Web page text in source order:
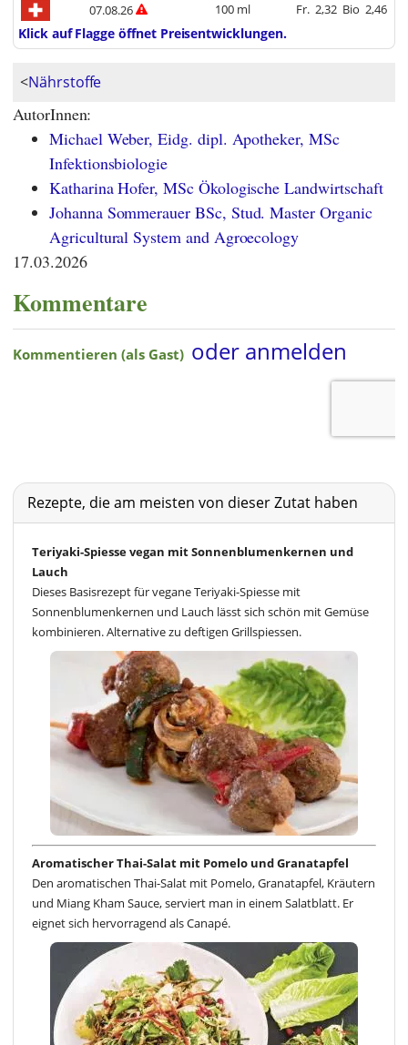
07.08.26
100 ml Fr. 2,32 Bio 2,46
Klick auf Flagge öffnet Preisentwicklungen.
<Nährstoffe
AutorInnen:
Michael Weber, Eidg. dipl. Apotheker, MSc
Infektionsbiologie
Katharina Hofer, MSc Ökologische Landwirtschaft
Johanna Sommerauer BSc, Stud. Master Organic
Agricultural System and Agroecology
17.03.2026
Kommentare
Rezepte, die am meisten von dieser Zutat haben
Teriyaki-Spiesse vegan mit Sonnenblumenkernen und
Lauch
Dieses Basisrezept für vegane Teriyaki-Spiesse mit
Sonnenblumenkernen und Lauch lässt sich schön mit Gemüse
kombinieren. Alternative zu deftigen Grillspiessen.
Aromatischer Thai-Salat mit Pomelo und Granatapfel
Den aromatischen Thai-Salat mit Pomelo, Granatapfel, Kräutern
und Miang Kham Sauce, serviert man in einem Salatblatt. Er
eignet sich hervorragend als Canapé.